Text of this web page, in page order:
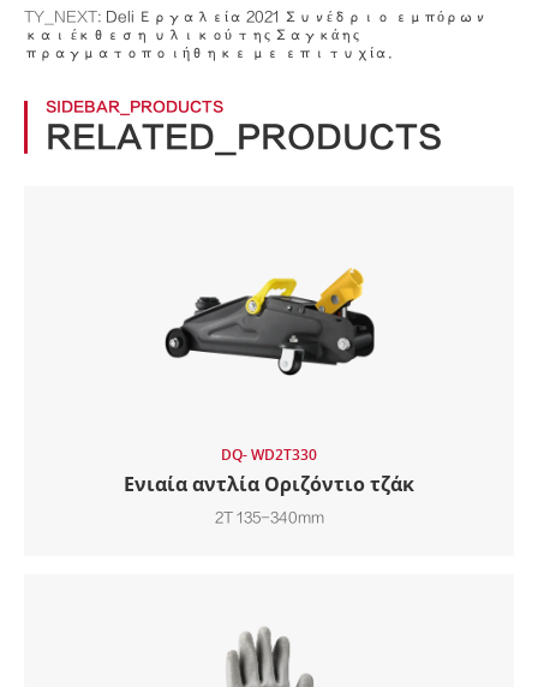
TY_NEXT: Deli Εργαλεία 2021 Συνέδριο εμπόρων
και έκθεση υλικού της Σαγκάης
πραγματοποιήθηκε με επιτυχία.
SIDEBAR_PRODUCTS
RELATED_PRODUCTS
DQ- WD2T330
Ενιαία αντλία Οριζόντιο τζάκ
2T 135-340mm